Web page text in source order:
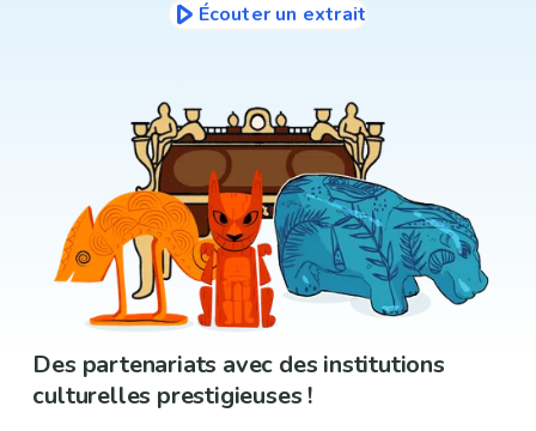
Écouter un extrait
Des partenariats avec des institutions
culturelles prestigieuses !